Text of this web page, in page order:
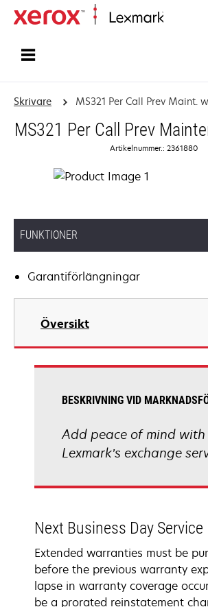
Skrivare MS321 Per Call Prev Maint.
MS321 Per Call Prev
Artikelnummer.: 2361880
FUNKTIONER
Garantiförlängningar
Översikt
BESKRIVNING VID
Add peace of mind with
Lexmark’s exchange
Next Business Day Service
Extended warranties must be
before the previous warranty
lapse in warranty coverage
be a prorated reinstatement